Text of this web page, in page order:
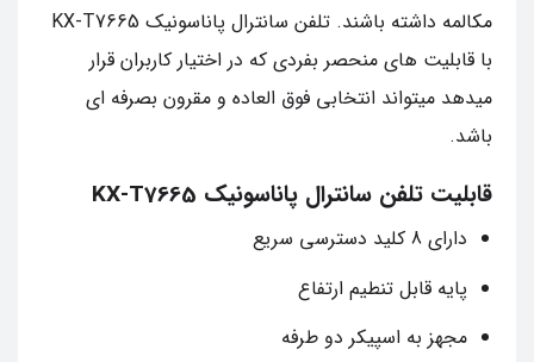
مکالمه داشته باشند. تلفن سانترال پاناسونیک KX-T7665
با قابلیت های منحصر بفردی که در اختیار کاربران قرار
میدهد میتواند انتخابی فوق العاده و مقرون بصرفه ای
باشد.
قابلیت تلفن سانترال پاناسونیک KX-T7665
دارای 8 کلید دسترسی سریع
پایه قابل تنطیم ارتفاع
مجهز به اسپیکر دو طرفه